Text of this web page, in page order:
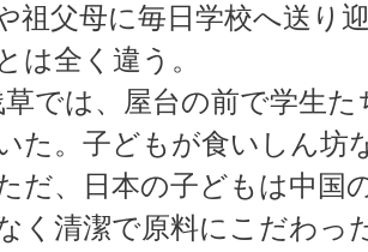
祖父母に毎日学校へ送り
は全く違う。
では、屋台の前で学生
た。子どもが食いしん坊
だ、日本の子どもは中国
く清潔で原料にこだわっ